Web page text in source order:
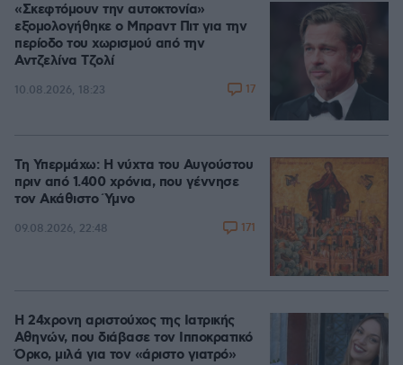
«Σκεφτόμουν την αυτοκτονία»
εξομολογήθηκε ο Μπραντ Πιτ για την
περίοδο του χωρισμού από την
Αντζελίνα Τζολί
10.08.2026, 18:23 17
Τη Υπερμάχω: Η νύχτα του Αυγούστου
πριν από 1.400 χρόνια, που γέννησε
τον Ακάθιστο Ύμνο
09.08.2026, 22:48 171
Η 24χρονη αριστούχος της Ιατρικής
Αθηνών, που διάβασε τον Ιπποκρατικό
Όρκο, μιλά για τον «άριστο γιατρό»